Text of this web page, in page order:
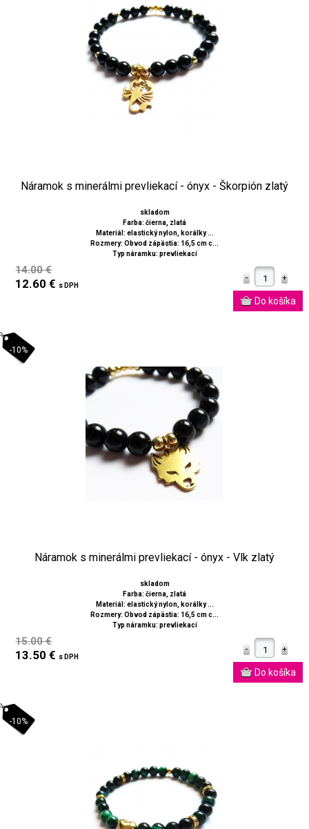
Náramok s minerálmi prevliekací - ónyx - Škorpión zlatý
skladom
Farba: čierna, zlatá
Materiál: elastický nylon, korálky ...
Rozmery: Obvod zápästia: 16,5 cm c...
Typ náramku: prevliekací
14.00 €
12.60 € s DPH
-10%
Náramok s minerálmi prevliekací - ónyx - Vlk zlatý
skladom
Farba: čierna, zlatá
Materiál: elastický nylon, korálky ...
Rozmery: Obvod zápästia: 16,5 cm c...
Typ náramku: prevliekací
15.00 €
13.50 € s DPH
-10%